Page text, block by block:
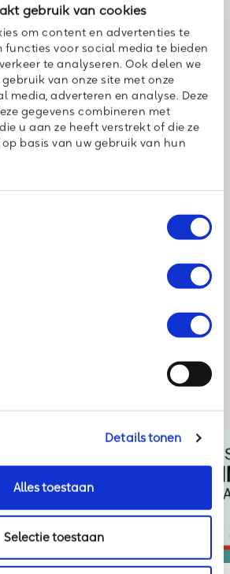
gebruik van cookies
om content en advertenties te
functies voor social media te bieden
te analyseren. Ook delen we
van onze site met onze
media, adverteren en analyse. Deze
gegevens combineren met
u aan ze heeft verstrekt of die ze
basis van uw gebruik van hun
Details tonen
Alles toestaan
Selectie toestaan
van planeet aarde,” zegt André
mensen groeien,” zegt Paul Velders.
deze ruimtereis en daarbij zijn we in
partners als WWF, Nemo Science
Space Office en de Europese
ESA etc.
#SpaceBuzz #Axoft #Educatie
kpn